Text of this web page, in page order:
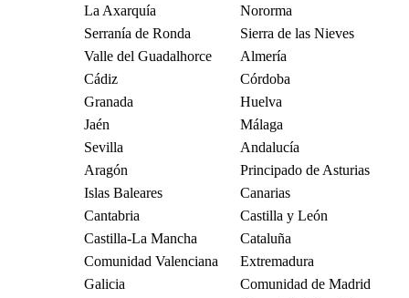
La Axarquía
Nororma
Serranía de Ronda
Sierra de las Nieves
Valle del Guadalhorce
Almería
Cádiz
Córdoba
Granada
Huelva
Jaén
Málaga
Sevilla
Andalucía
Aragón
Principado de Asturias
Islas Baleares
Canarias
Cantabria
Castilla y León
Castilla-La Mancha
Cataluña
Comunidad Valenciana
Extremadura
Galicia
Comunidad de Madrid